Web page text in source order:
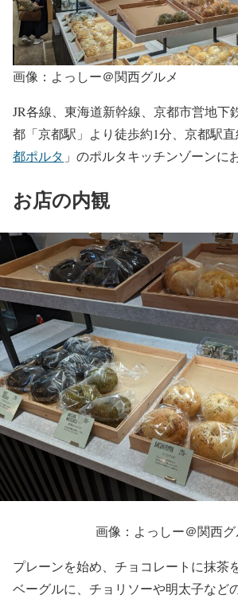
画像：よっしー＠関西グルメ
JR各線、東海道新幹線、京都市営地下
都「京都駅」より徒歩約1分、京都駅
都ポルタ 」のポルタキッチンゾーンに
お店の内観
画像：よっしー＠関西グ
プレーンを始め、チョコレートに抹茶
ベーグルに、チョリソーや明太子など